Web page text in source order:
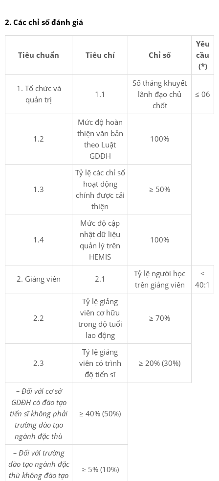
2. Các chỉ số đánh giá
Tiêu chuẩn Tiêu chí Chỉ số
Yêu
cầu
(*)
1. Tổ chức và
quản trị
1.1
Số tháng khuyết
lãnh đạo chủ
chốt
≤ 06
1.2
Mức độ hoàn
thiện văn bản
theo Luật
GDĐH
100%
1.3
Tỷ lệ các chỉ số
hoạt động
chính được cải
thiện
≥ 50%
1.4
Mức độ cập
nhật dữ liệu
quản lý trên
HEMIS
100%
2. Giảng viên 2.1
Tỷ lệ người học
trên giảng viên
≤
40:1
2.2
Tỷ lệ giảng
viên cơ hữu
trong độ tuổi
lao động
≥ 70%
2.3
Tỷ lệ giảng
viên có trình
độ tiến sĩ
≥ 20% (30%)
– Đối với cơ sở
GDĐH có đào tạo
tiến sĩ không phải
trường đào tạo
ngành đặc thù
≥ 40% (50%)
– Đối với trường
đào tạo ngành đặc
thù không đào tạo
≥ 5% (10%)